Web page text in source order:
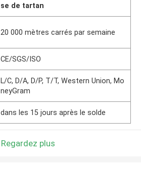
se de tartan
20 000 mètres carrés par semaine
CE/SGS/ISO
L/C, D/A, D/P, T/T, Western Union, Mo
neyGram
dans les 15 jours après le solde
Regardez plus